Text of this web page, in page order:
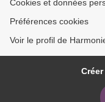
Cookies et données
Préférences cookies
Voir le profil de